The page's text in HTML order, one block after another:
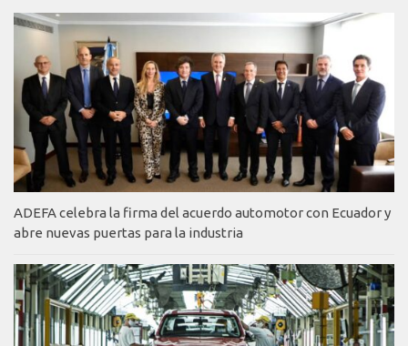
ADEFA celebra la firma del acuerdo automotor con Ecuador y
abre nuevas puertas para la industria